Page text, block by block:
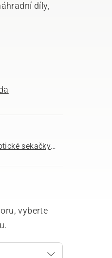
díly,
Zobrazit vše v kategorii Robotické sekačky k prodeji
vyberte